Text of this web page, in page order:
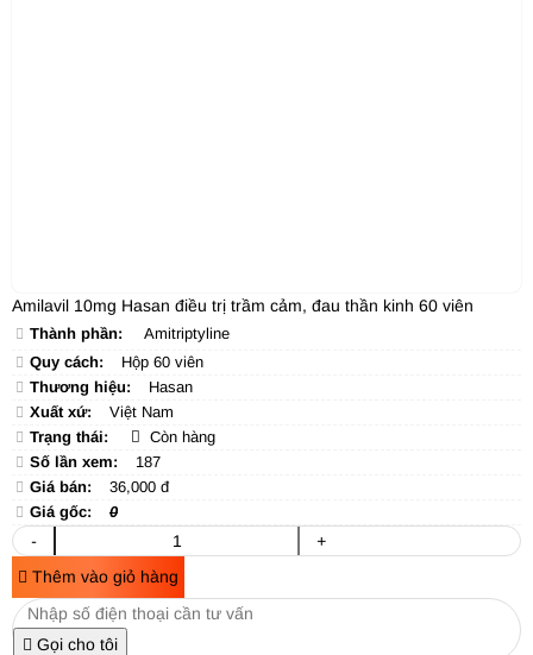
Amilavil 10mg Hasan điều trị trầm cảm, đau thần kinh 60 viên
Thành phần:
Amitriptyline
Quy cách:
Hộp 60 viên
Thương hiệu:
Hasan
Xuất xứ:
Việt Nam
Trạng thái:
Còn hàng
Số lần xem:
187
Giá bán:
36,000 đ
Giá gốc:
0
-
+
Thêm vào giỏ hàng
Gọi cho tôi